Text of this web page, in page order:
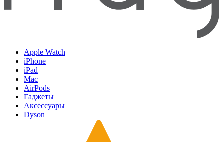
Apple Watch
iPhone
iPad
Mac
AirPods
Гаджеты
Аксессуары
Dyson